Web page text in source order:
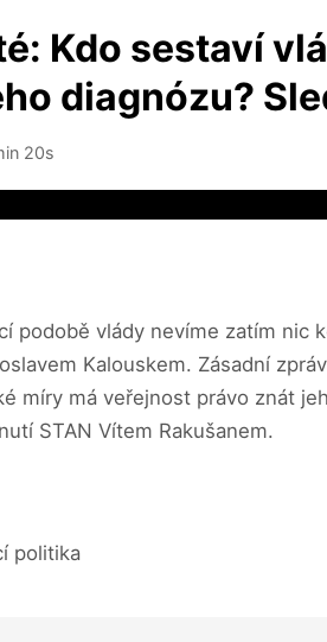
Kdo sestaví
diagnózu?
20s
podobě vlády nevíme zatím
Kalouskem. Zásadní
míry má veřejnost právo znát
STAN Vítem Rakušanem.
politika